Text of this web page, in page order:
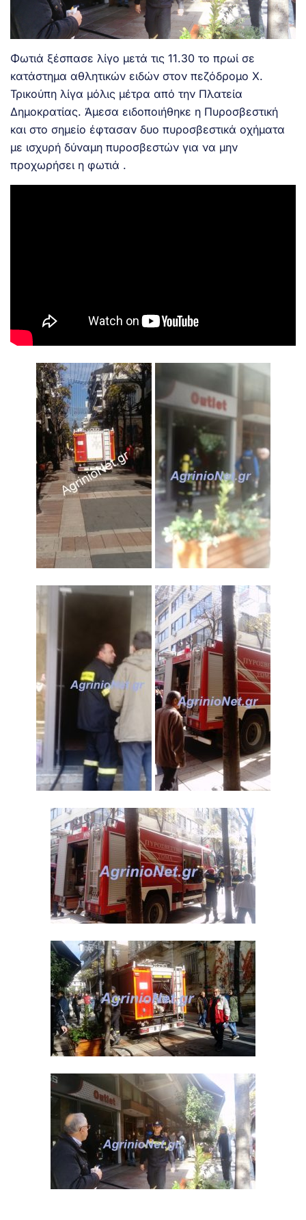
Φωτιά ξέσπασε λίγο μετά τις 11.30 το πρωί σε
κατάστημα αθλητικών ειδών στον πεζόδρομο Χ.
Τρικούπη λίγα μόλις μέτρα από την Πλατεία
Δημοκρατίας. Άμεσα ειδοποιήθηκε η Πυροσβεστική
και στο σημείο έφτασαν δυο πυροσβεστικά οχήματα
με ισχυρή δύναμη πυροσβεστών για να μην
προχωρήσει η φωτιά .